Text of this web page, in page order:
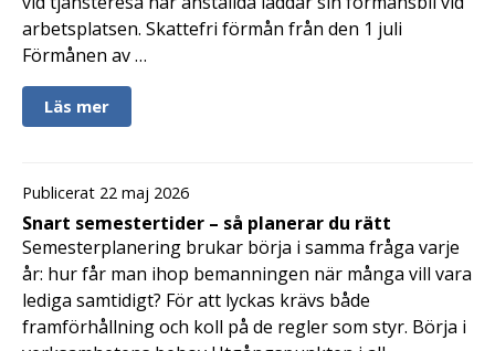
arbetsplatsen. Skattefri förmån från den 1 juli
Förmånen av …
Läs mer
Publicerat 22 maj 2026
Snart semestertider – så planerar du rätt
Semesterplanering brukar börja i samma fråga varje
år: hur får man ihop bemanningen när många vill vara
lediga samtidigt? För att lyckas krävs både
framförhållning och koll på de regler som styr. Börja i